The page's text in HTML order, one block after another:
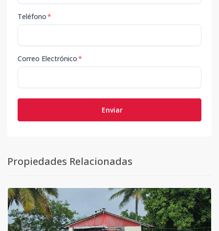
Teléfono*
Correo Electrónico*
Enviar
Propiedades Relacionadas